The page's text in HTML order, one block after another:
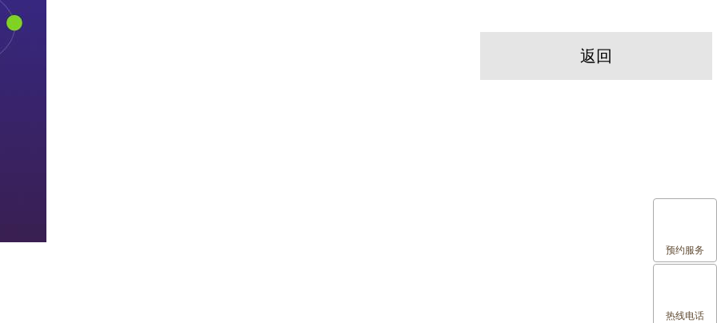
返回
预约服务
热线电话